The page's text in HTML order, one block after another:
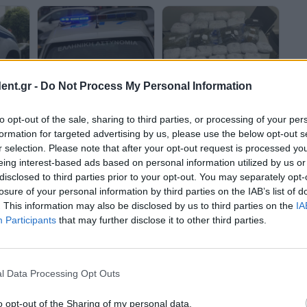
- Do Not Process My Personal Information
opt-out of the sale, sharing to third parties, or processing of your
for targeted advertising by us, please use the below opt-out
selection. Please note that after your opt-out request is processed
interest-based ads based on personal information utilized by us
to third parties prior to your opt-out. You may separately
of your personal information by third parties on the IAB’s list of
This information may also be disclosed by us to third parties on the
Participants that may further disclose it to other third parties.
Data Processing Opt Outs
κατοχή και διακίνηση
ναρκωτικών και
παραβάσεις που αφορούν
σε όπλα
Χανιά: Σύλληψη για